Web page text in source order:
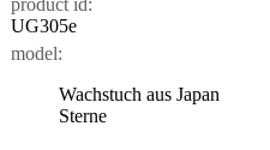
UG305e
model:
Wachstuch aus Japan
Sterne